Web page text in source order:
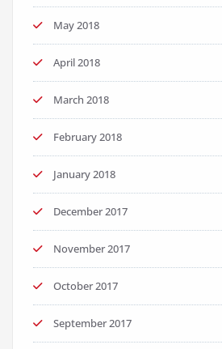
May 2018
April 2018
March 2018
February 2018
January 2018
December 2017
November 2017
October 2017
September 2017